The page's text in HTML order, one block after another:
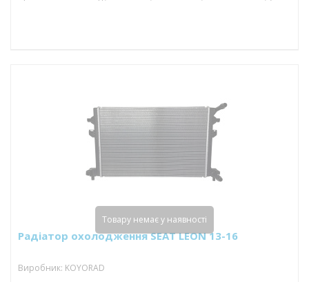
Радіатор охолодження SEAT LEON 13-16
Виробник: KOYORAD
Товару немає у наявності